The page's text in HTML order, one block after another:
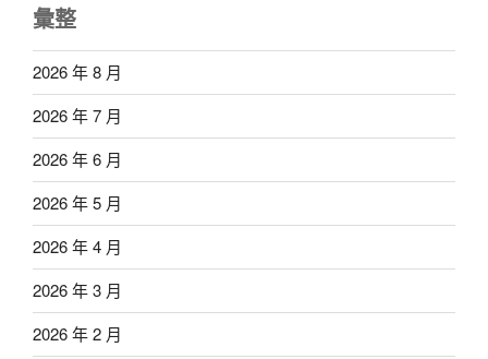
彙整
2026 年 8 月
2026 年 7 月
2026 年 6 月
2026 年 5 月
2026 年 4 月
2026 年 3 月
2026 年 2 月